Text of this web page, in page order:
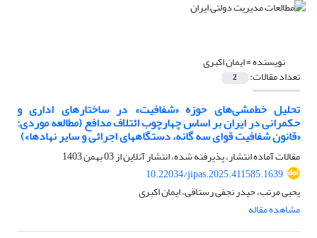
نویسنده =ایمان اکبری
تعداد مقالات: 2
تحلیل خط‌مشی‌های حوزه «شفافیت» در ساختارهای اداری و
حکمرانی در ایران بر اساس چهارچوب ائتلاف مدافع (مطالعه موردی:
«قانون شفافیت قوای سه گانه، دستگاههای اجرائی و سایر نهادها»)
مقالات آماده انتشار، پذیرفته شده، انتشار آنلاین از03 بهمن 1403
10.22034/jipas.2025.411585.1639
یحیی مرتب، حیدر نجفی رستاقی، ایمان اکبری
مشاهده مقاله